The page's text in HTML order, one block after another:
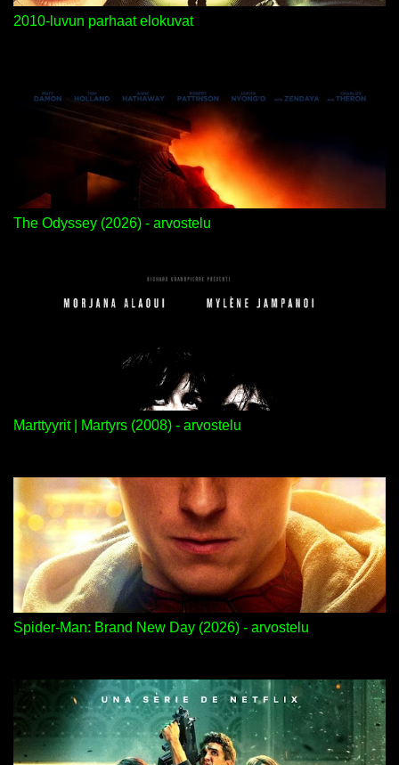
2010-luvun parhaat elokuvat
The Odyssey (2026) - arvostelu
Marttyyrit | Martyrs (2008) - arvostelu
Spider-Man: Brand New Day (2026) - arvostelu